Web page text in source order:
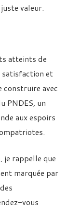
valeur.
atteints de
satisfaction et
construire avec
PNDES, un
aux espoirs
je rappelle que
marquée par
vous